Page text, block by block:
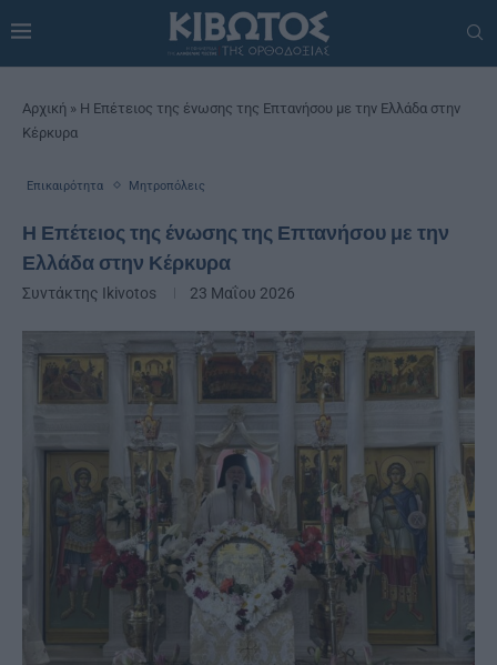
Αρχική » Η Επέτειος της ένωσης της Επτανήσου με την Ελλάδα στην
Κέρκυρα
Επικαιρότητα Μητροπόλεις
Η Επέτειος της ένωσης της Επτανήσου με την
Ελλάδα στην Κέρκυρα
Συντάκτης Ikivotos 23 Μαΐου 2026